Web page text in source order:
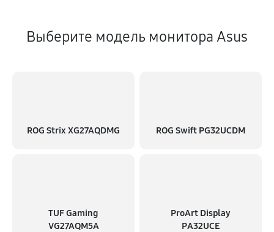
Выберите модель монитора Asus
ROG Strix XG27AQDMG ROG Swift PG32UCDM
TUF Gaming
VG27AQM5A
ProArt Display
PA32UCE